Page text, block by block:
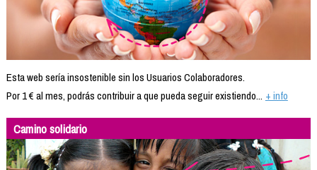
Esta web sería insostenible sin los Usuarios Colaboradores.
Por 1 € al mes, podrás contribuir a que pueda seguir existiendo... + info
Camino solidario